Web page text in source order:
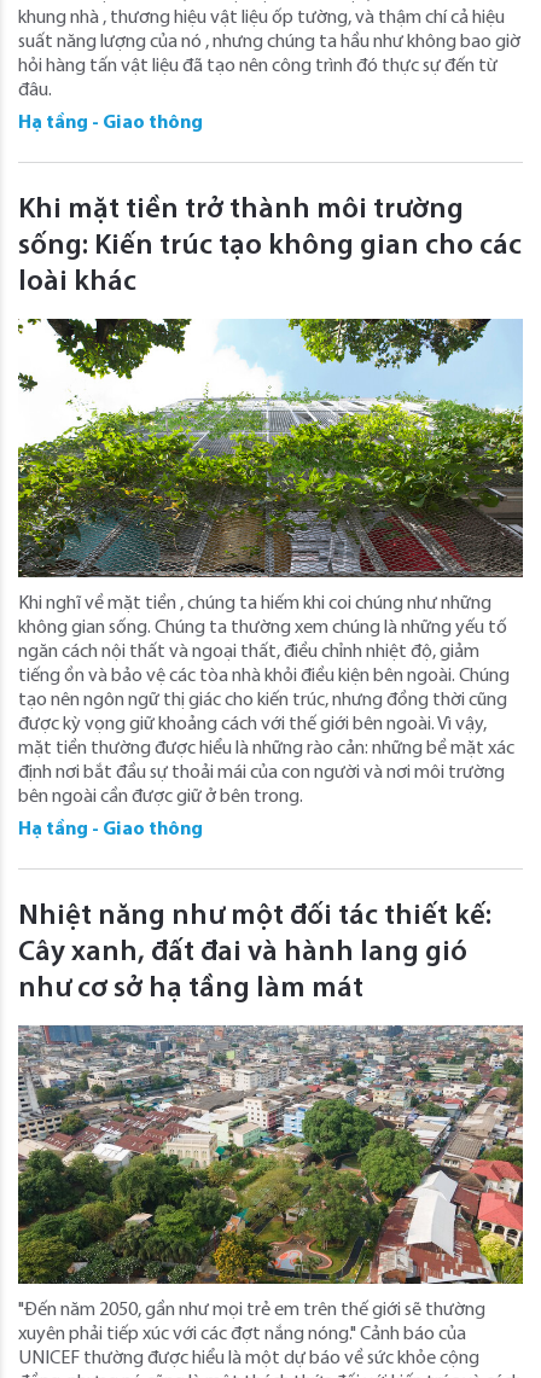
khung nhà , thương hiệu vật liệu ốp tường, và thậm chí cả hiệu
suất năng lượng của nó , nhưng chúng ta hầu như không bao giờ
hỏi hàng tấn vật liệu đã tạo nên công trình đó thực sự đến từ
đâu.
Hạ tầng - Giao thông
Khi mặt tiền trở thành môi trường
sống: Kiến trúc tạo không gian cho các
loài khác
Khi nghĩ về mặt tiền , chúng ta hiếm khi coi chúng như những
không gian sống. Chúng ta thường xem chúng là những yếu tố
ngăn cách nội thất và ngoại thất, điều chỉnh nhiệt độ, giảm
tiếng ồn và bảo vệ các tòa nhà khỏi điều kiện bên ngoài. Chúng
tạo nên ngôn ngữ thị giác cho kiến ​​trúc, nhưng đồng thời cũng
được kỳ vọng giữ khoảng cách với thế giới bên ngoài. Vì vậy,
mặt tiền thường được hiểu là những rào cản: những bề mặt xác
định nơi bắt đầu sự thoải mái của con người và nơi môi trường
bên ngoài cần được giữ ở bên trong.
Hạ tầng - Giao thông
Nhiệt năng như một đối tác thiết kế:
Cây xanh, đất đai và hành lang gió
như cơ sở hạ tầng làm mát
"Đến năm 2050, gần như mọi trẻ em trên thế giới sẽ thường
xuyên phải tiếp xúc với các đợt nắng nóng." Cảnh báo của
UNICEF thường được hiểu là một dự báo về sức khỏe cộng